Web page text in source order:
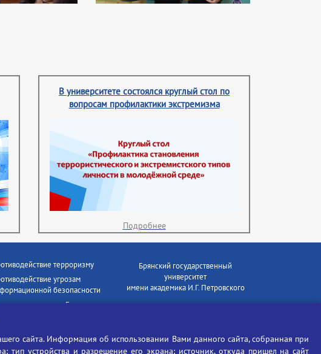
В университете состоялся круглый стол по
вопросам профилактики экстремизма
Подробнее
терроризму
угрозам
безопасности
ролики - Генеральная
против наркотиков
Брянский государственный
университет
имени академика И.Г. Петровского
Телефон: +7(4832)58-90-85
сайта. Информация об использовании Вами данного сайта, собранная при
устройства и разрешение его экрана; источник, откуда пришел на сайт